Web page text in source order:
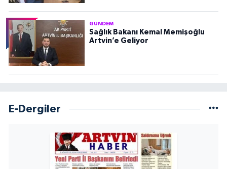
GÜNDEM
Sağlık Bakanı Kemal Memişoğlu
Artvin’e Geliyor
E-Dergiler